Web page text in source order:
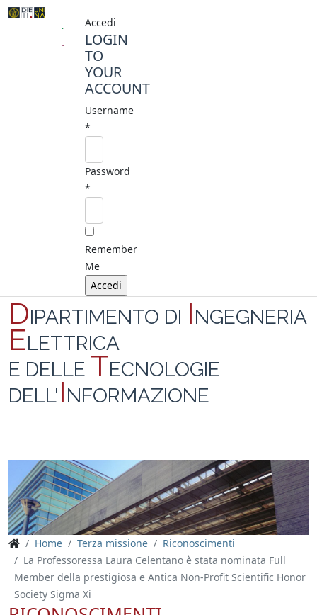
Accedi
LOGIN
TO
YOUR
ACCOUNT
Username
*
Password
*
Remember
Me
DIPARTIMENTO DI INGEGNERIA
ELETTRICA
E DELLE TECNOLOGIE
DELL'INFORMAZIONE
Home Terza missione
Riconoscimenti
La Professoressa Laura Celentano è stata nominata Full
Member della prestigiosa e Antica Non-Profit Scientific Honor
Society Sigma Xi